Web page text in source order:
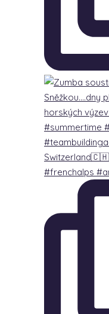
#frenchalps